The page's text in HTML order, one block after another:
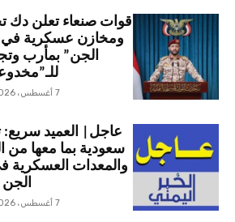
قوات صنعاء تعلن دك
ومخازن عسكرية
الجن” بمأرب
7 أغسطس، 2026
عاجل| العميد
سعودية بما معها من
والمعدات
الجن
7 أغسطس، 2026